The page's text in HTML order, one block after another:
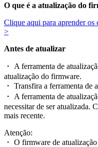
O que é a atualização do
Clique aqui para aprender
>
Antes de atualizar
・ A ferramenta de
atualização do firmware.
・ Transfira a ferramenta de
・ A ferramenta de
necessitar de ser atualizada.
mais recente.
Atenção:
・ O firmware de